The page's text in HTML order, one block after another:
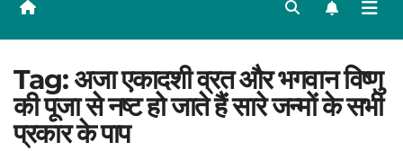
Tag:अजा एकादशी व्रत और भगवान विष्णु
की पूजा से नष्ट हो जाते हैं सारे जन्मों के सभी
प्रकार के पाप